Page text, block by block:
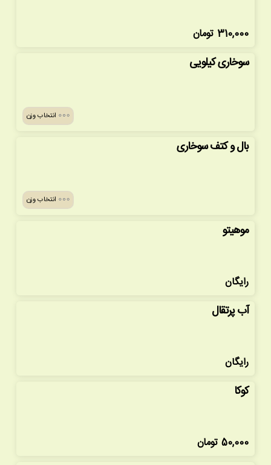
310,000 تومان
سوخاری کیلویی
انتخاب وزن
بال و کتف سوخاری
انتخاب وزن
موهیتو
رایگان
آب پرتقال
رایگان
کوکا
50,000 تومان